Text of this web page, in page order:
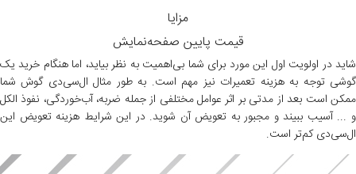
مزایا
قیمت پایین صفحه‌نمایش
شاید در اولویت اول این مورد برای شما بی‌اهمیت به نظر بیاید، اما هنگام خرید یک
گوشی توجه به هزینه تعمیرات نیز مهم است. به طور مثال ال‌سی‌دی گوش شما
ممکن است بعد از مدتی بر اثر عوامل مختلفی از جمله ضربه، آب‌خوردگی، نفوذ الکل
و ... آسیب ببیند و مجبور به تعویض آن شوید. در این شرایط هزینه تعویض این
ال‌سی‌دی کم‌تر است.